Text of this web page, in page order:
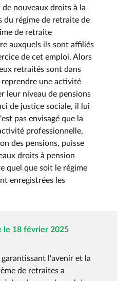
nouveaux droits à la
du régime de retraite de
de retraite
auxquels ils sont affiliés
de cet emploi. Alors
retraités sont dans
une activité
leur niveau de pensions
de justice sociale, il lui
pas envisagé que la
professionnelle,
des pensions, puisse
droits à pension
quel que soit le régime
enregistrées les
le 18 février 2025
l'avenir et la
de retraites a